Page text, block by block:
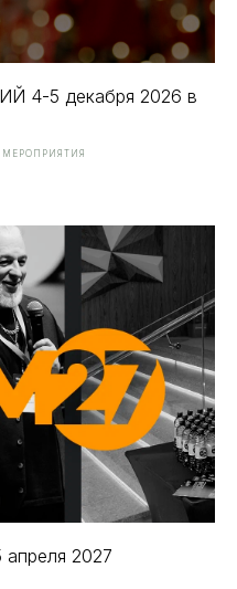
4-5 декабря 2026 в
МЕРОПРИЯТИЯ
2027